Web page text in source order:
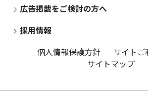
広告掲載をご検討の方へ
採用情報
個人情報保護方針
サイトご
サイトマップ